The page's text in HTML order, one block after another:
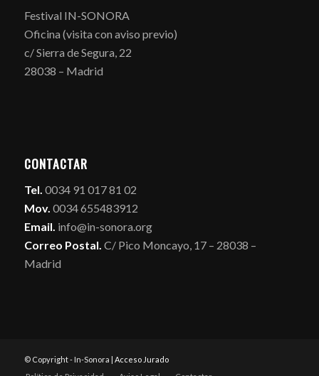
Festival IN-SONORA
Oficina (visita con aviso previo)
c/ Sierra de Segura, 22
28038 – Madrid
CONTACTAR
Tel. 0034 91 017 81 02
Mov. 0034 655483912
Email. info@in-sonora.org
Correo Postal. C/ Pico Moncayo, 17 – 28038 –
Madrid
© Copyright - In-Sonora | Acceso Jurado